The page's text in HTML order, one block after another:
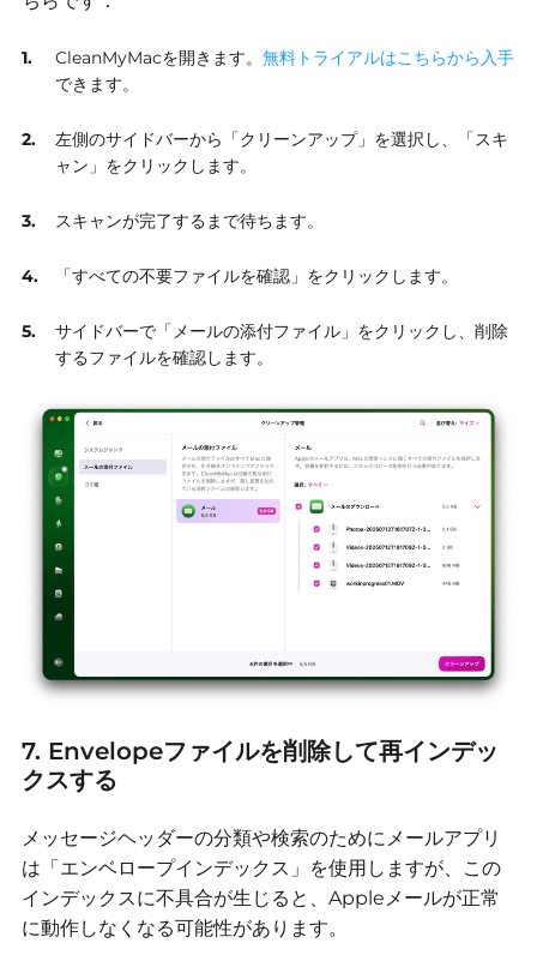
CleanMyMacを開きます。 無料トライアルはこちらから入手
できます。
左側のサイドバーから「クリーンアップ」を選択し、「スキ
ャン」をクリックします。
スキャンが完了するまで待ちます。
「すべての不要ファイルを確認」をクリックします。
サイドバーで「メールの添付ファイル」をクリックし、削除
するファイルを確認します。
7. Envelopeファイルを削除して再インデッ
クスする
メッセージヘッダーの分類や検索のためにメールアプリ
は「エンベロープインデックス」を使用しますが、この
インデックスに不具合が生じると、Appleメールが正常
に動作しなくなる可能性があります。